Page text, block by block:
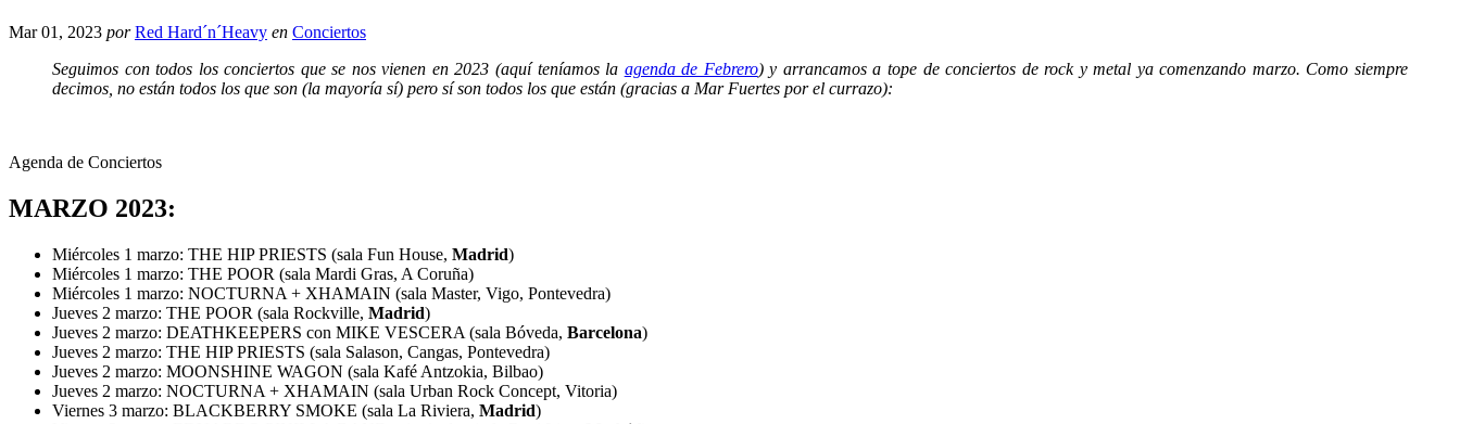
Mar 01, 2023 por Red Hard´n´Heavy en Conciertos
Seguimos con todos los conciertos que se nos vienen en 2023 (aquí teníamos la agenda de Febrero) y arrancamos a tope de conciertos de rock y metal ya comenzando marzo. Como siempre
decimos, no están todos los que son (la mayoría sí) pero sí son todos los que están (gracias a Mar Fuertes por el currazo):
Agenda de Conciertos
MARZO 2023:
Miércoles 1 marzo: THE HIP PRIESTS (sala Fun House, Madrid)
Miércoles 1 marzo: THE POOR (sala Mardi Gras, A Coruña)
Miércoles 1 marzo: NOCTURNA + XHAMAIN (sala Master, Vigo, Pontevedra)
Jueves 2 marzo: THE POOR (sala Rockville, Madrid)
Jueves 2 marzo: DEATHKEEPERS con MIKE VESCERA (sala Bóveda, Barcelona)
Jueves 2 marzo: THE HIP PRIESTS (sala Salason, Cangas, Pontevedra)
Jueves 2 marzo: MOONSHINE WAGON (sala Kafé Antzokia, Bilbao)
Jueves 2 marzo: NOCTURNA + XHAMAIN (sala Urban Rock Concept, Vitoria)
Viernes 3 marzo: BLACKBERRY SMOKE (sala La Riviera, Madrid)